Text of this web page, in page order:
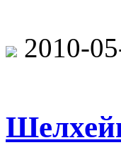
2010-